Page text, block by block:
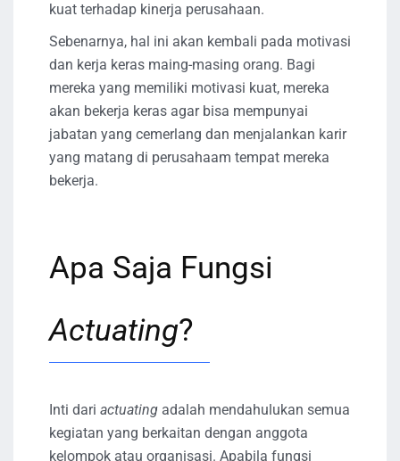
kuat terhadap kinerja perusahaan.
Sebenarnya, hal ini akan kembali pada motivasi
dan kerja keras maing-masing orang. Bagi
mereka yang memiliki motivasi kuat, mereka
akan bekerja keras agar bisa mempunyai
jabatan yang cemerlang dan menjalankan karir
yang matang di perusahaam tempat mereka
bekerja.
Apa Saja Fungsi
Actuating?
Inti dari actuating adalah mendahulukan semua
kegiatan yang berkaitan dengan anggota
kelompok atau organisasi. Apabila fungsi